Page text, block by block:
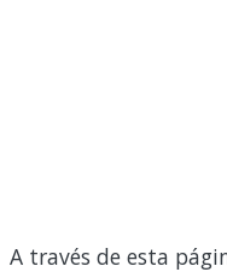
A través de esta